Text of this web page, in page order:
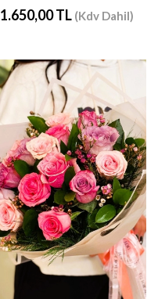
1.650,00 TL (Kdv Dahil)